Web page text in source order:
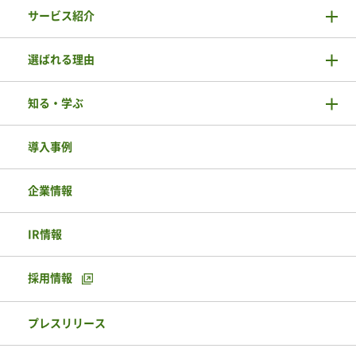
サービス紹介
選ばれる理由
知る・学ぶ
導入事例
企業情報
IR情報
採用情報
プレスリリース